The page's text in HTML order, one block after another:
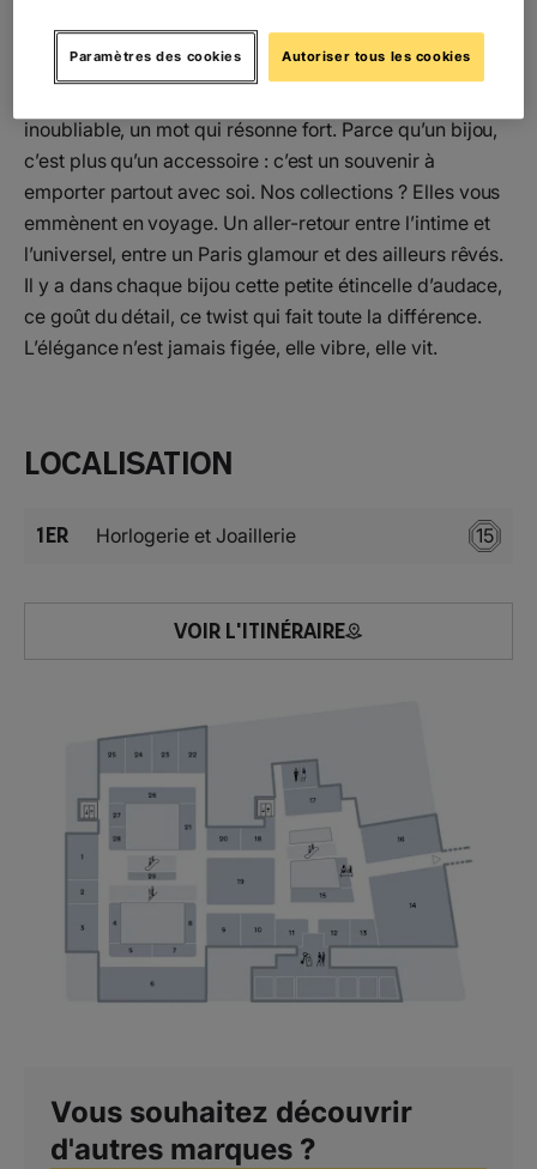
histoire. La vôtre. Ici, l’émotion se porte à même la peau.
Une plaque gravée, une médaille, une bague fine…
inoubliable, un mot qui résonne fort. Parce qu’un bijou,
c’est plus qu’un accessoire : c’est un souvenir à
emporter partout avec soi. Nos collections ? Elles vous
emmènent en voyage. Un aller-retour entre l’intime et
l’universel, entre un Paris glamour et des ailleurs rêvés.
Il y a dans chaque bijou cette petite étincelle d’audace,
ce goût du détail, ce twist qui fait toute la différence.
L’élégance n’est jamais figée, elle vibre, elle vit.
Localisation
1ER Horlogerie et Joaillerie 15
VOIR L'ITINÉRAIRE
Vous souhaitez découvrir
d'autres marques ?
Paramètres des cookies Autoriser tous les cookies